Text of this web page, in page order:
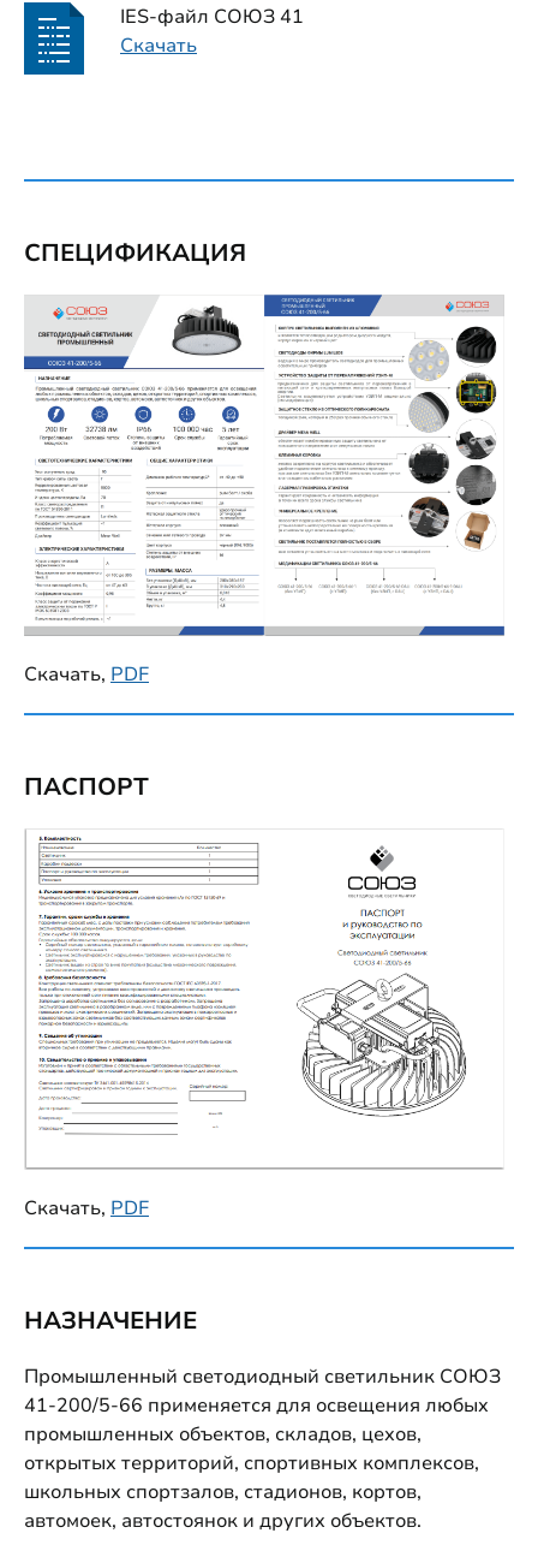
IES-файл СОЮЗ 41
Скачать
СПЕЦИФИКАЦИЯ
Скачать, PDF
ПАСПОРТ
Скачать, PDF
НАЗНАЧЕНИЕ
Промышленный светодиодный светильник СОЮЗ
41-200/5-66 применяется для освещения любых
промышленных объектов, складов, цехов,
открытых территорий, спортивных комплексов,
школьных спортзалов, стадионов, кортов,
автомоек, автостоянок и других объектов.